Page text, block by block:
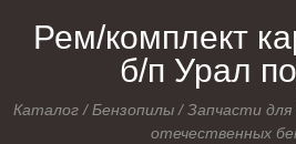
Рем/комплект
б/п Урал
Каталог /Бензопилы /Запчасти для
отечественных